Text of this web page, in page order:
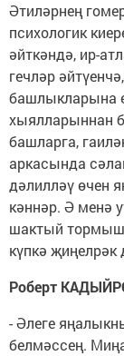
Әтиләрнең
психологик
әйткәндә, ир-
геч­ләр
башлыкларына
хыялларыннан
башларга,
аркасында
дәлилләү өчен
кәннәр. Ә менә
шактый тормыш
күпкә җиңелрәк
Роберт
- Әлеге
белмәссең.